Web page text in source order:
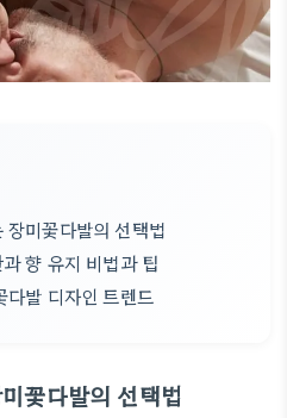
미꽃다발의 선택법
향 유지 비법과 팁
다발 디자인 트렌드
꽃다발의 선택법